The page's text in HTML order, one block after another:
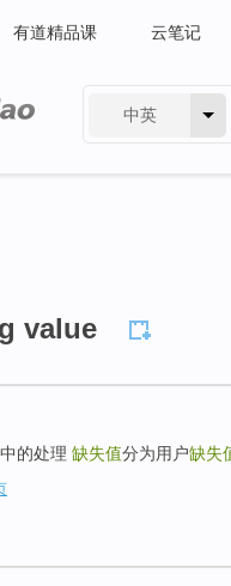
有道精品课 云笔记
中英
value
的处理 缺失值分为用户缺失